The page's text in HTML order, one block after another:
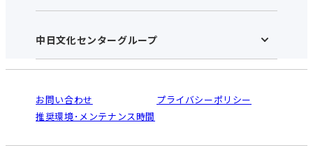
中日文化センターHOME
アクセス･営業時間
法人割引について
ご利用ガイド
オンライン講座受講の手順
中日文化センターグループ
南大高
犬山
高蔵寺
お問い合わせ
プライバシーポリシー
推奨環境･メンテナンス時間